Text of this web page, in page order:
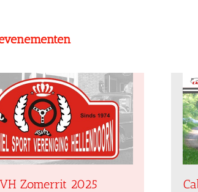
Zomerrit 2025